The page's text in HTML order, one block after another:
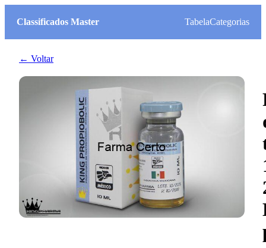
Classificados Master TabelaCategorias
← Voltar